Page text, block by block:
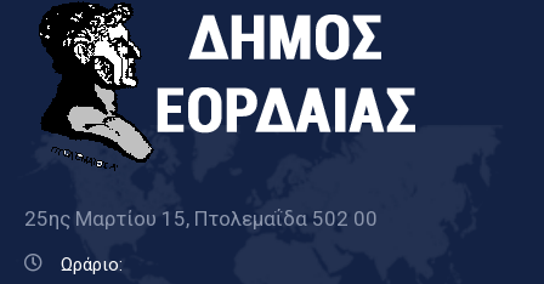
25ης Μαρτίου 15, Πτολεμαΐδα 502 00
Ωράριο: